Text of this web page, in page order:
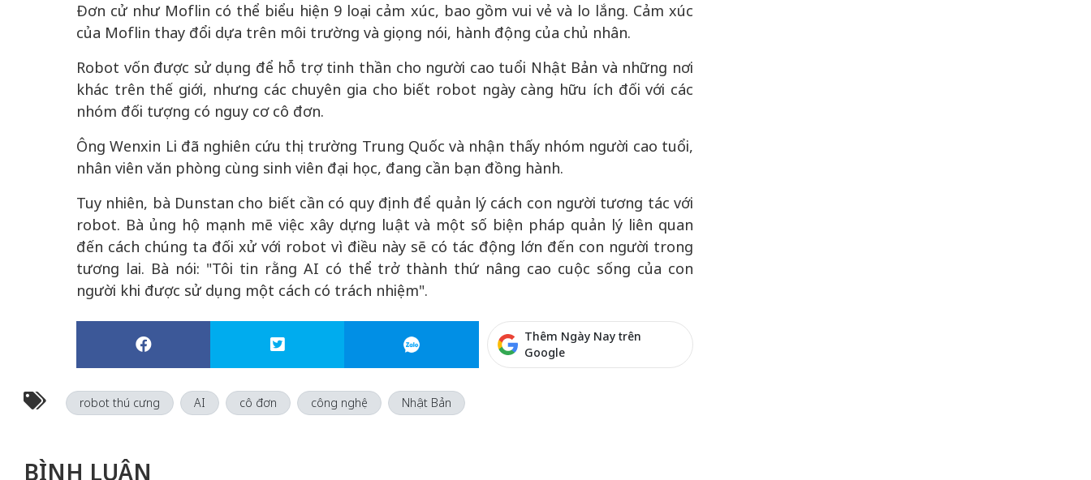
Đơn cử như Moflin có thể biểu hiện 9 loại cảm xúc, bao gồm vui vẻ và lo lắng. Cảm xúc
của Moflin thay đổi dựa trên môi trường và giọng nói, hành động của chủ nhân.
Robot vốn được sử dụng để hỗ trợ tinh thần cho người cao tuổi Nhật Bản và những nơi
khác trên thế giới, nhưng các chuyên gia cho biết robot ngày càng hữu ích đối với các
nhóm đối tượng có nguy cơ cô đơn.
Ông Wenxin Li đã nghiên cứu thị trường Trung Quốc và nhận thấy nhóm người cao tuổi,
nhân viên văn phòng cùng sinh viên đại học, đang cần bạn đồng hành.
Tuy nhiên, bà Dunstan cho biết cần có quy định để quản lý cách con người tương tác với
robot. Bà ủng hộ mạnh mẽ việc xây dựng luật và một số biện pháp quản lý liên quan
đến cách chúng ta đối xử với robot vì điều này sẽ có tác động lớn đến con người trong
tương lai. Bà nói: "Tôi tin rằng AI có thể trở thành thứ nâng cao cuộc sống của con
người khi được sử dụng một cách có trách nhiệm".
Thêm Ngày Nay trên
Google
robot thú cưng AI cô đơn công nghệ Nhật Bản
BÌNH LUẬN